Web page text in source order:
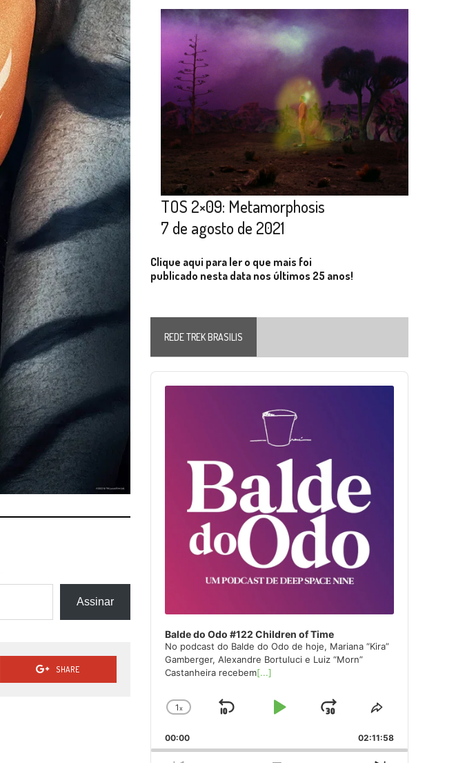
Assinar
SHARE
TOS 2×09: Metamorphosis
7 de agosto de 2021
Clique aqui para ler o que mais foi
publicado nesta data nos últimos 25 anos!
REDE TREK BRASILIS
Audio
Player
Balde do Odo #122 Children of Time
No podcast do Balde do Odo de hoje, Mariana “Kira”
Gamberger, Alexandre Bortuluci e Luiz “Morn”
Castanheira recebem[...]
Change
Rate
1x
Skip
Play
Jump
Forward
Share
Episode
00:00 02:11:58